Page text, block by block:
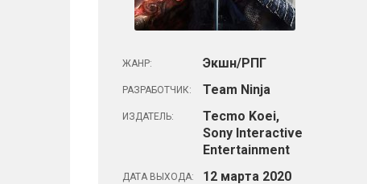
ЖАНР: Экшн/РПГ
РАЗРАБОТЧИК: Team Ninja
ИЗДАТЕЛЬ:
Tecmo Koei,
Sony Interactive
Entertainment
ДАТА ВЫХОДА: 12 марта 2020